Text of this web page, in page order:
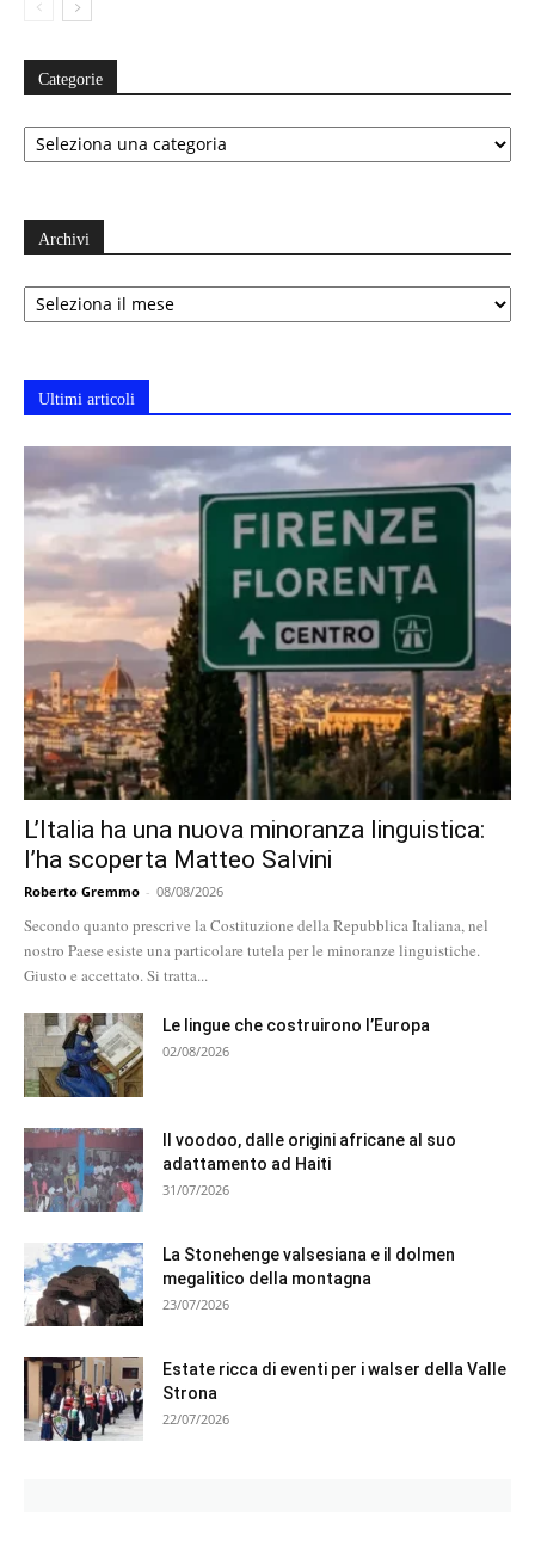
Categorie
Categorie
Archivi
Archivi
Ultimi articoli
L’Italia ha una nuova minoranza linguistica:
l’ha scoperta Matteo Salvini
Roberto Gremmo - 08/08/2026
Secondo quanto prescrive la Costituzione della Repubblica Italiana, nel
nostro Paese esiste una particolare tutela per le minoranze linguistiche.
Giusto e accettato. Si tratta...
Le lingue che costruirono l’Europa
02/08/2026
Il voodoo, dalle origini africane al suo
adattamento ad Haiti
31/07/2026
La Stonehenge valsesiana e il dolmen
megalitico della montagna
23/07/2026
Estate ricca di eventi per i walser della Valle
Strona
22/07/2026